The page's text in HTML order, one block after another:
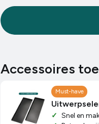
Accessoires
Must-have
Snel en